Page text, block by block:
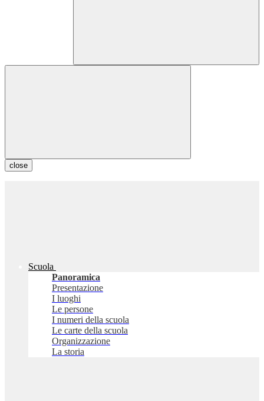
close
Scuola
Panoramica
Presentazione
I luoghi
Le persone
I numeri della scuola
Le carte della scuola
Organizzazione
La storia